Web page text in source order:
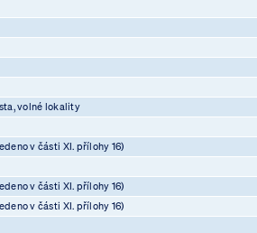
volné lokality
v části XI. přílohy 16)
v části XI. přílohy 16)
v části XI. přílohy 16)